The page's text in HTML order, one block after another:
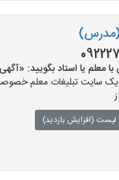
(مدرس)
یا استاد بگویید: «آگهی شما را
سایت تبلیغات معلم
لیست (افزایش بازدید)